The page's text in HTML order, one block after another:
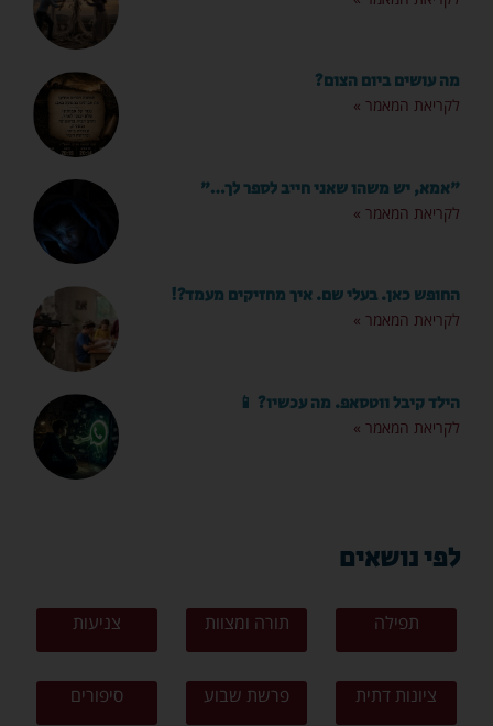
מה עושים ביום הצום?
לקריאת המאמר »
"אמא, יש משהו שאני חייב לספר לך…"
לקריאת המאמר »
החופש כאן. בעלי שם. איך מחזיקים מעמד?!
לקריאת המאמר »
הילד קיבל ווטסאפ. מה עכשיו? 📱
לקריאת המאמר »
לפי נושאים
תפילה תורה ומצוות צניעות
ציונות דתית פרשת שבוע סיפורים